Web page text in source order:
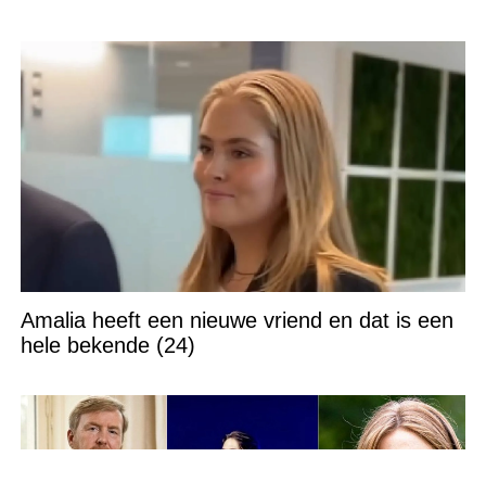
Amalia heeft een nieuwe vriend en dat is een
hele bekende (24)